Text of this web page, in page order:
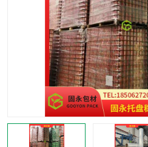
托盘捆绑带